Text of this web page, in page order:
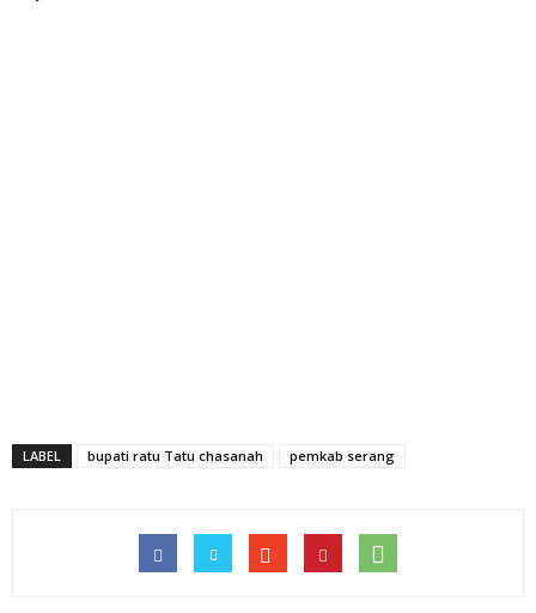
LABEL bupati ratu Tatu chasanah pemkab serang